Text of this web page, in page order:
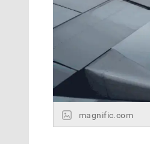
magnific.com